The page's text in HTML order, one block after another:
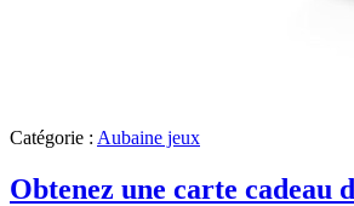
Catégorie : Aubaine jeux
Obtenez une carte cadeau